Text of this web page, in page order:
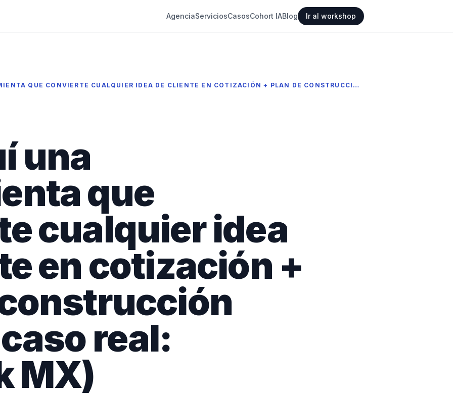
AgenciaServiciosCasosCohort IABlog Ir al workshop
CONSTRUÍ UNA HERRAMIENTA QUE CONVIERTE CUALQUIER IDEA DE CLIENTE EN COTIZACIÓN + PLAN DE CONSTRUCCIÓN (PRIMER CASO REAL: FINTRACK MX)
una
que
cualquier idea
en cotización +
real:
MX)